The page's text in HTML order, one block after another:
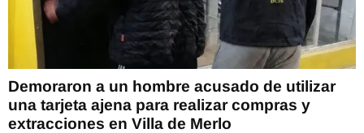
Demoraron a un hombre acusado de utilizar
una tarjeta ajena para realizar compras y
extracciones en Villa de Merlo